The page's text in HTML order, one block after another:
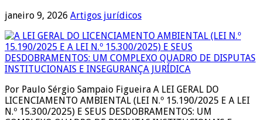
janeiro 9, 2026 Artigos jurídicos
Por Paulo Sérgio Sampaio Figueira A LEI GERAL DO
LICENCIAMENTO AMBIENTAL (LEI N.º 15.190/2025 E A LEI
N.º 15.300/2025) E SEUS DESDOBRAMENTOS: UM